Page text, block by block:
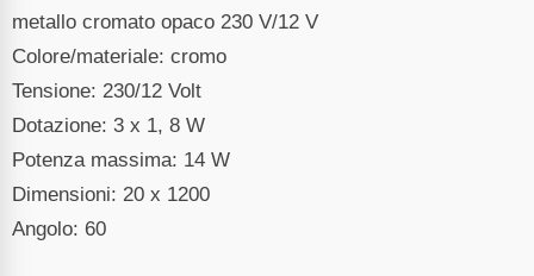
metallo cromato opaco 230 V/12 V
Colore/materiale: cromo
Tensione: 230/12 Volt
Dotazione: 3 x 1, 8 W
Potenza massima: 14 W
Dimensioni: 20 x 1200
Angolo: 60